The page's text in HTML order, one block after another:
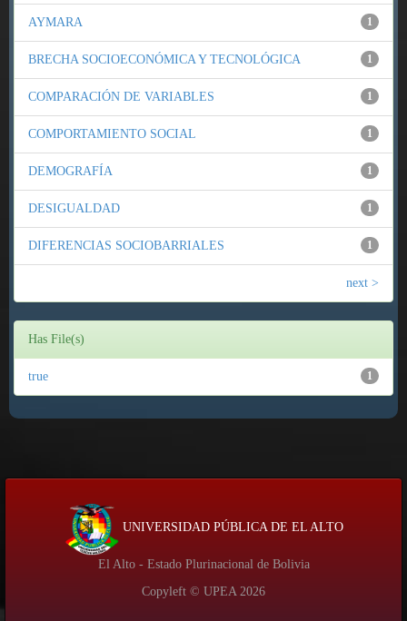
1
AYMARA
1
BRECHA SOCIOECONÓMICA Y TECNOLÓGICA
1
COMPARACIÓN DE VARIABLES
1
COMPORTAMIENTO SOCIAL
1
DEMOGRAFÍA
1
DESIGUALDAD
1
DIFERENCIAS SOCIOBARRIALES
next >
Has File(s)
1
true
UNIVERSIDAD PÚBLICA DE EL ALTO
El Alto - Estado Plurinacional de Bolivia
Copyleft © UPEA 2026